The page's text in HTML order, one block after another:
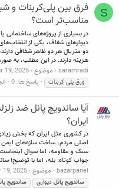
S
فرق بین پلی‌کربنات و
مناسب‌تر است؟
در بسیاری از پروژه‌های ساختمانی
دیوارهای شفاف، یکی از
دو متریال هر دو ظاهر شفافی
هزینه دارند. در این مطلب، به
saramradi موضوع 19, 2025
ورق پلی کربنات
پاسخ ها: 0
آیا ساندویچ پانل ضد
ایران؟
در کشوری مثل ایران که بخش زیادی
اصلی مردم، ساخت سازه‌های ایمن
سبک و مقاومه، اما سوال
جواب کوتاه: بله، اما با توضیح!
bazarpanel موضوع 19, 2025
ساندویچ پانل دیواری ساندویچ